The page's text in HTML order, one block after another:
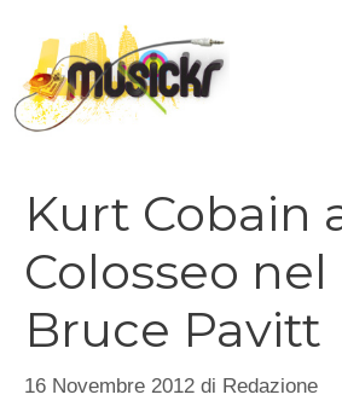
contenuto
Kurt Cobain
Colosseo
Bruce Pavitt
16 Novembre 2012 di Redazione